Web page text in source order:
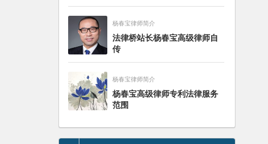
杨春宝律师简介
法律桥站长杨春宝高级律师自
传
杨春宝律师简介
杨春宝高级律师专利法律服务
范围